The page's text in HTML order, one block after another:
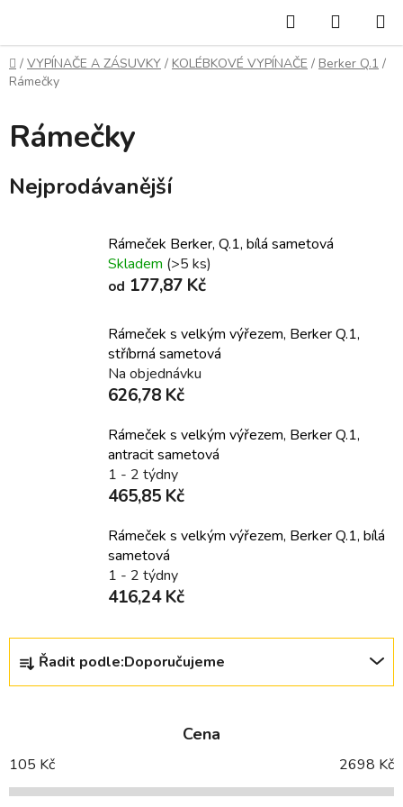
obsah
Hledat
KOŠÍK
Domů
/ VYPÍNAČE A ZÁSUVKY / KOLÉBKOVÉ VYPÍNAČE / Berker Q.1 /
Rámečky
Rámečky
Nejprodávanější
Rámeček Berker, Q.1, bílá sametová
Skladem (>5 ks)
od 177,87 Kč
Rámeček s velkým výřezem, Berker Q.1,
stříbrná sametová
Na objednávku
626,78 Kč
Rámeček s velkým výřezem, Berker Q.1,
antracit sametová
1 - 2 týdny
465,85 Kč
Rámeček s velkým výřezem, Berker Q.1, bílá
sametová
1 - 2 týdny
416,24 Kč
Ř
z
í
p
Řadit podle:Doporučujeme
Cena
105 Kč 2698 Kč